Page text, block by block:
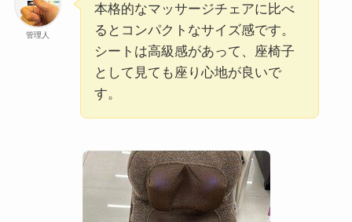
管理人
本格的なマッサージチェアに比べ
るとコンパクトなサイズ感です。
シートは高級感があって、座椅子
として見ても座り心地が良いで
す。